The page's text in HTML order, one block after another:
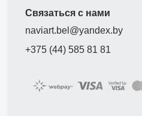
Связаться с нами
naviart.bel@yandex.by
+375 (44) 585 81 81